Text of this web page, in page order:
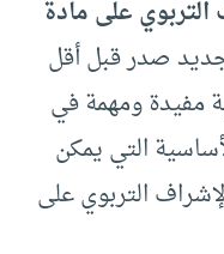
التربوي على مادة
صدر قبل أقل
مفيدة ومهمة في
التي يمكن
التربوي على